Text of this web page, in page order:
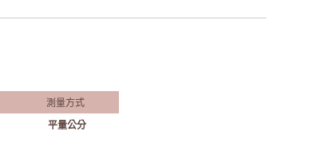
測量方式
平量公分